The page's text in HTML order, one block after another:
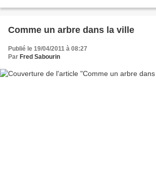
Comme un arbre dans la ville
Publié le 19/04/2011 à 08:27
Par Fred Sabourin